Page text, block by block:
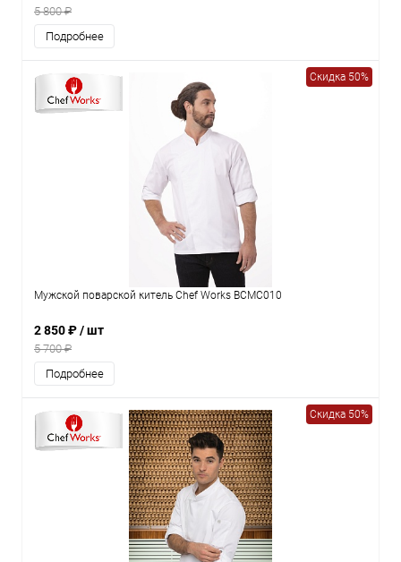
5 800 ₽
Подробнее
Скидка 50%
Мужской поварской китель Chef Works BCMC010
2 850 ₽/ шт
5 700 ₽
Подробнее
Скидка 50%